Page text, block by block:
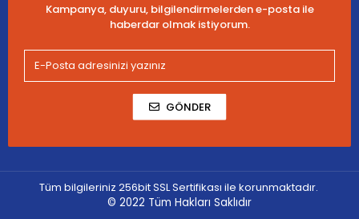
Kampanya, duyuru, bilgilendirmelerden e-posta ile
haberdar olmak istiyorum.
GÖNDER
Tüm bilgileriniz 256bit SSL Sertifikası ile korunmaktadır.
© 2022 Tüm Hakları Saklıdır